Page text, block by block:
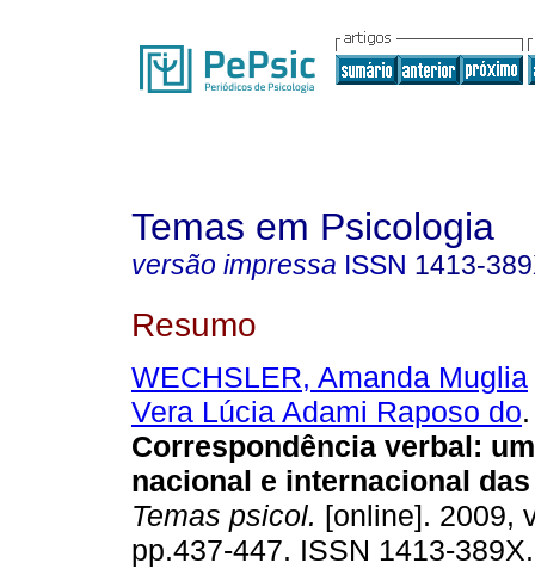
Temas em Psicologia
versão impressa ISSN 1413-
Resumo
WECHSLER, Amanda Muglia
Vera Lúcia Adami Raposo do.
Correspondência verbal:
nacional e internacional
Temas psicol. [online]. 2009,
pp.437-447. ISSN 1413-389X.